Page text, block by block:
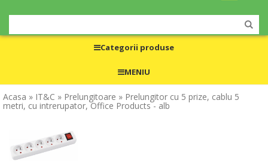
Categorii produse
MENIU
Acasa » IT&C » Prelungitoare » Prelungitor cu 5 prize, cablu 5
metri, cu intrerupator, Office Products - alb